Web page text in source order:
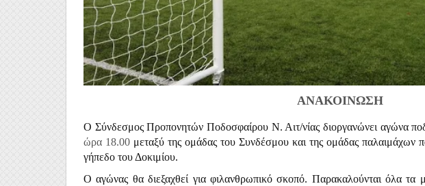
ΑΝΑΚΟΙΝΩΣΗ
Ο Σύνδεσμος Προπονητών Ποδοσφαίρου Ν. Αιτ/νίας διοργανώνει αγώνα
ώρα 18.00 μεταξύ της ομάδας του Συνδέσμου και της ομάδας παλαιμάχων
γήπεδο του Δοκιμίου.
Ο αγώνας θα διεξαχθεί για φιλανθρωπικό σκοπό. Παρακαλούνται όλα